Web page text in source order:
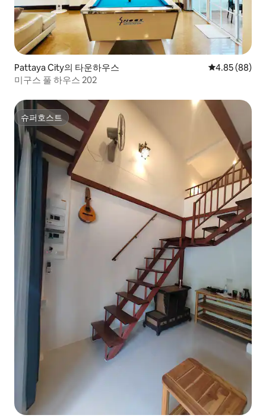
Pattaya City의 타운하우스 평점 4.85점(5
4.85 (88)
미구스 풀 하우스 202
슈퍼호스트
슈퍼호스트